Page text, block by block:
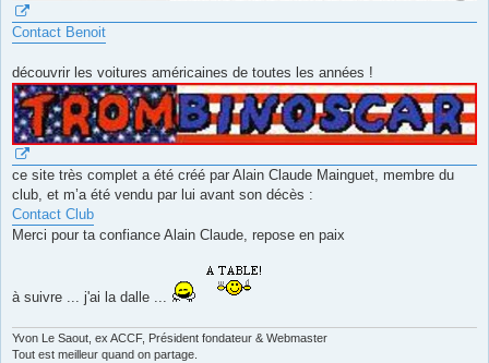
Contact Benoit
découvrir les voitures américaines de toutes les années !
ce site très complet a été créé par Alain Claude Mainguet, membre du
club, et m’a été vendu par lui avant son décès :
Contact Club
Merci pour ta confiance Alain Claude, repose en paix
à suivre ... j'ai la dalle ...
Yvon Le Saout, ex ACCF, Président fondateur & Webmaster
Tout est meilleur quand on partage.